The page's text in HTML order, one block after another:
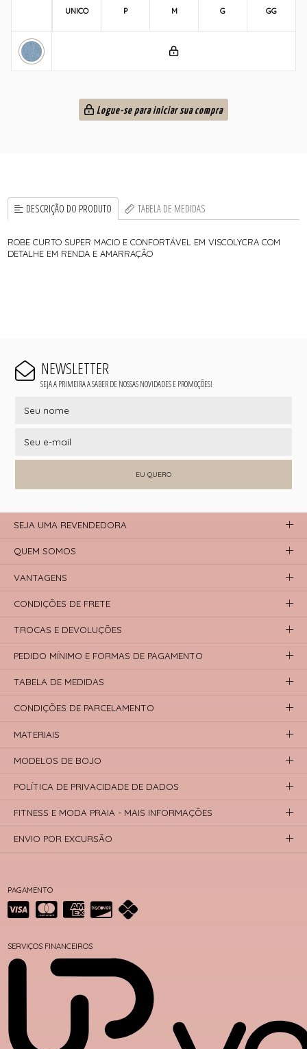
UNICO P M G GG
Logue-se para iniciar sua compra
DESCRIÇÃO DO PRODUTO TABELA DE MEDIDAS
ROBE CURTO SUPER MACIO E CONFORTÁVEL EM VISCOLYCRA COM
DETALHE EM RENDA E AMARRAÇÃO
NEWSLETTER
SEJA A PRIMEIRA A SABER DE NOSSAS NOVIDADES E PROMOÇÕES!
EU QUERO
PAGAMENTO
SERVIÇOS FINANCEIROS
SEJA UMA REVENDEDORA
QUEM SOMOS
VANTAGENS
CONDIÇÕES DE FRETE
TROCAS E DEVOLUÇÕES
PEDIDO MÍNIMO E FORMAS DE PAGAMENTO
TABELA DE MEDIDAS
CONDIÇÕES DE PARCELAMENTO
MATERIAIS
MODELOS DE BOJO
POLÍTICA DE PRIVACIDADE DE DADOS
FITNESS E MODA PRAIA - MAIS INFORMAÇÕES
ENVIO POR EXCURSÃO